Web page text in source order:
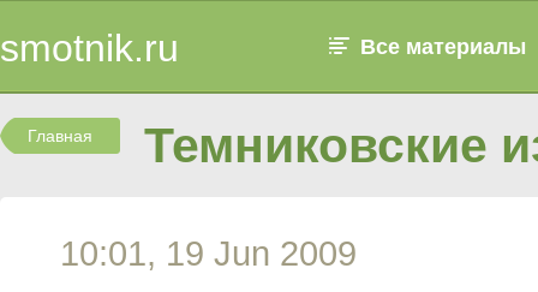
smotnik.ru Все материалы
Главная Темниковские
10:01, 19 Jun 2009